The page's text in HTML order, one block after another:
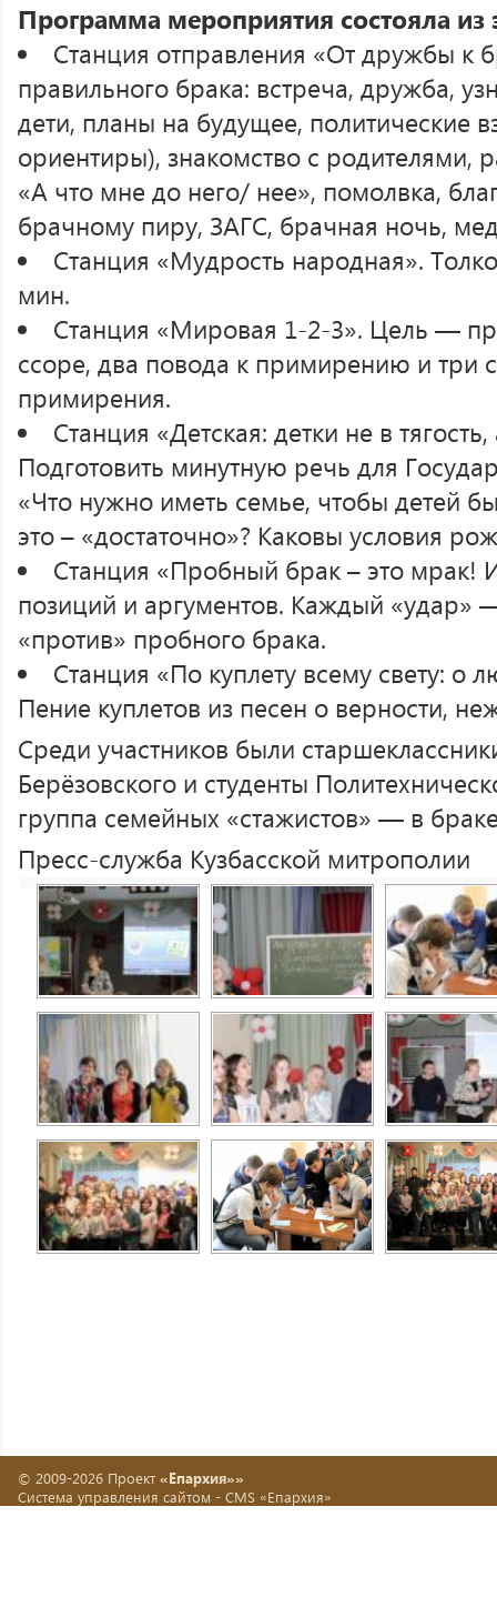
Программа мероприятия состояла из
Станция отправления «От дружбы к
правильного брака: встреча, дружба,
дети, планы на будущее, политические
ориентиры), знакомство с родителями,
«А что мне до него/ нее», помолвка,
брачному пиру, ЗАГС, брачная ночь,
Станция «Мудрость народная».
мин.
Станция «Мировая 1-2-3». Цель —
ссоре, два повода к примирению и три
примирения.
Станция «Детская: детки не в
Подготовить минутную речь для
«Что нужно иметь семье, чтобы детей
это – «достаточно»? Каковы условия
Станция «Пробный брак – это мрак!
позиций и аргументов. Каждый «удар»
«против» пробного брака.
Станция «По куплету всему свету: о
Пение куплетов из песен о верности,
Среди участников были
Берёзовского и студенты
группа семейных «стажистов» — в
Пресс-служба Кузбасской митрополии
© 2009-2026 Проект «Епархия»»
Система управления сайтом - CMS «Епархия»